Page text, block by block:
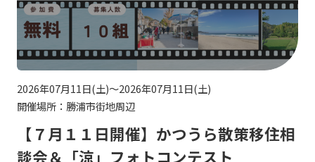
2026年07月11日(土)～2026年07月11日(土)
開催場所：勝浦市街地周辺
【７月１１日開催】かつうら散策移住相
談会＆「涼」フォトコンテスト